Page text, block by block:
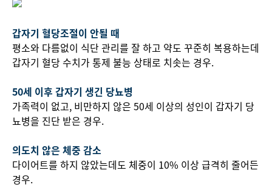
갑자기 혈당조절이 안될 때
평소와 다름없이 식단 관리를 잘 하고 약도 꾸준히 복용하는데
갑자기 혈당 수치가 통제 불능 상태로 치솟는 경우.
50세 이후 갑자기 생긴 당뇨병
가족력이 없고, 비만하지 않은 50세 이상의 성인이 갑자기 당
뇨병을 진단 받은 경우.
의도치 않은 체중 감소
다이어트를 하지 않았는데도 체중이 10% 이상 급격히 줄어든
경우.